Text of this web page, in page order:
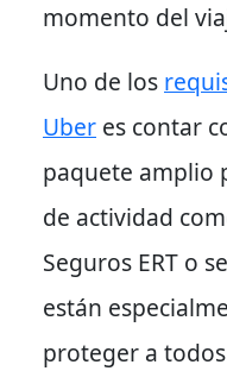
momento del
Uno de los
Uber es contar
paquete amplio
de actividad
Seguros ERT o
están
proteger a